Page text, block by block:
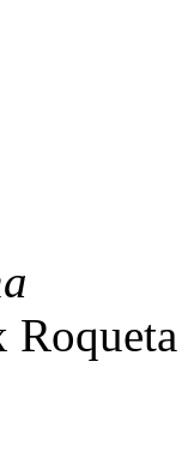
Roqueta